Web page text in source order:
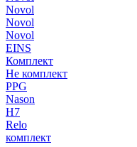
Novol
Novol
Novol
EINS
Комплект
Не комплект
PPG
Nason
H7
Relo
комплект